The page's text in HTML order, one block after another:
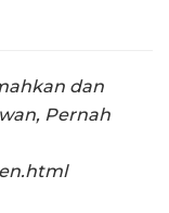
dan
Pernah